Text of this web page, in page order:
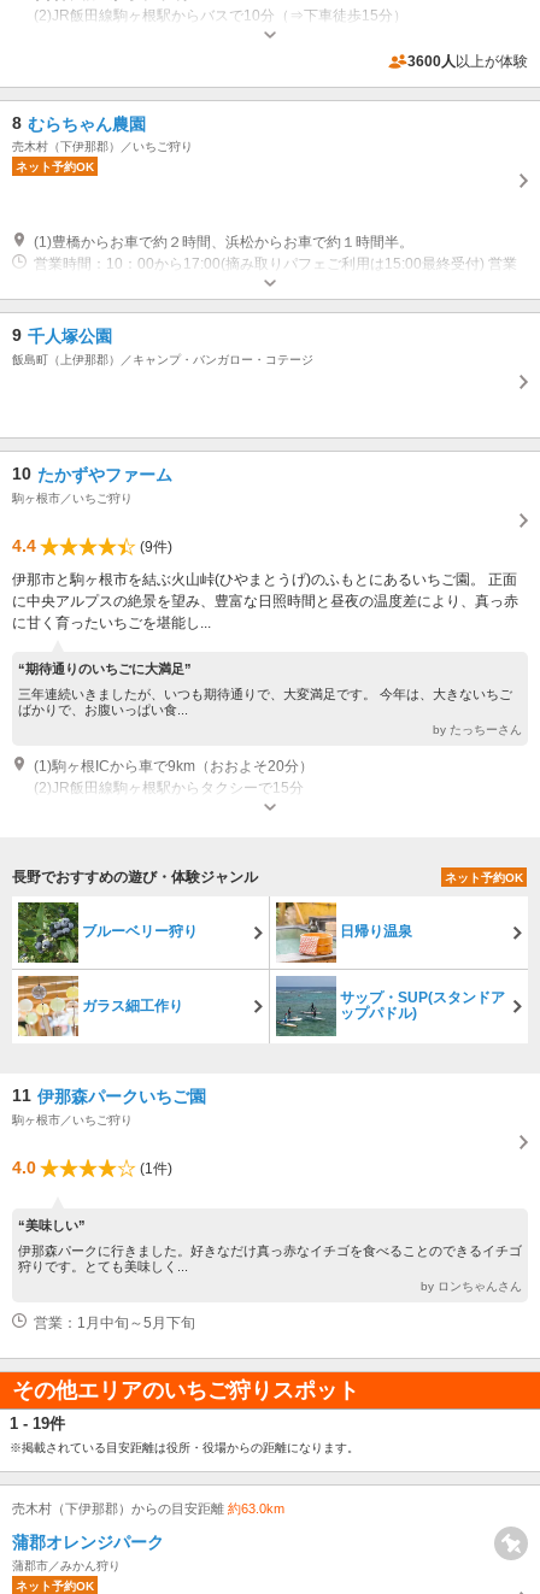
(2)JR飯田線駒ヶ根駅からバスで10分（⇒下車徒歩15分）
3600人 以上が体験
8 むらちゃん農園
売木村（下伊那郡）／いちご狩り
ネット予約OK
(1)豊橋からお車で約２時間、浜松からお車で約１時間半。
営業時間：10：00から17:00(摘み取りパフェご利用は15:00最終受付) 営業
9 千人塚公園
飯島町（上伊那郡）／キャンプ・バンガロー・コテージ
10 たかずやファーム
駒ヶ根市／いちご狩り
4.4
(9件)
伊那市と駒ヶ根市を結ぶ火山峠(ひやまとうげ)のふもとにあるいちご園。 正面
に中央アルプスの絶景を望み、豊富な日照時間と昼夜の温度差により、真っ赤
に甘く育ったいちごを堪能し...
“期待通りのいちごに大満足”
三年連続いきましたが、いつも期待通りで、大変満足です。 今年は、大きないちご
ばかりで、お腹いっぱい食...
by たっちーさん
(1)駒ヶ根ICから車で9km（おおよそ20分）
(2)JR飯田線駒ヶ根駅からタクシーで15分
営業：1月中旬～5月下旬 営業時間：9時～16時
長野でおすすめの遊び・体験ジャンル ネット予約OK
ブルーベリー狩り 日帰り温泉
ガラス細工作り
サップ・SUP(スタンドア
ップパドル)
11 伊那森パークいちご園
駒ヶ根市／いちご狩り
4.0 (1件)
“美味しい”
伊那森パークに行きました。好きなだけ真っ赤なイチゴを食べることのできるイチゴ
狩りです。とても美味しく...
by ロンちゃんさん
営業：1月中旬～5月下旬
その他エリアのいちご狩りスポット
1 - 19件
※掲載されている目安距離は役所・役場からの距離になります。
売木村（下伊那郡）からの目安距離 約63.0km
蒲郡オレンジパーク
蒲郡市／みかん狩り
ネット予約OK